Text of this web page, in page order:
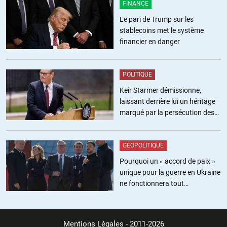
Cela nous prend donc un peu de temps, désolé]
+7 ALERTER
Cameroun…..
ALERTER
RDC…
FINANCE
Le pari de Trump sur les
stablecoins met le système
financier en danger
POLITIQUE
Keir Starmer démissionne,
laissant derrière lui un héritage
marqué par la persécution des
GÉOPOLITIQUE
Pourquoi un « accord de paix »
unique pour la guerre en Ukraine
ne fonctionnera tout
Mentions Légales - 2011-2026